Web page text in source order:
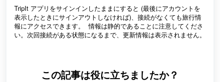
TripIt アプリをサインインしたままにすると (最後にアカウントを
表示したときにサインアウトしなければ)、接続がなくても旅行情
報にアクセスできます。 情報は静的であることに注意してくださ
い。次回接続がある状態になるまで、更新情報は表示されません。
この記事は役に立ちましたか？